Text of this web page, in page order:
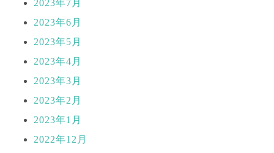
2023年7月
2023年6月
2023年5月
2023年4月
2023年3月
2023年2月
2023年1月
2022年12月